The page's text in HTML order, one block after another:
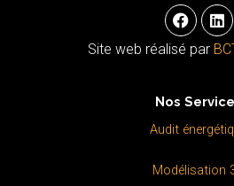
F
a
c
e
o
k
L
i
n
k
i
n
Site web réalisé par
Nos
Audit
Modélisation